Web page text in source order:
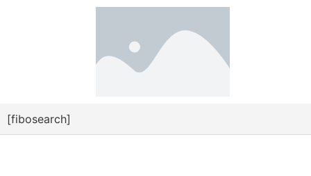
[fibosearch]